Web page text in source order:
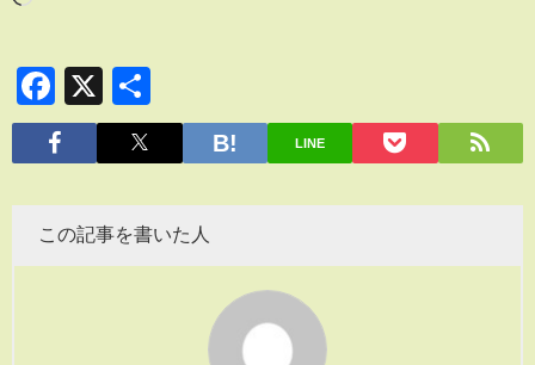
Facebook
X
有
LINE
この記事を書いた人